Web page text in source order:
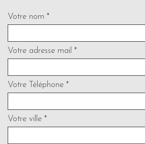
Votre nom *
Votre adresse mail *
Votre Téléphone *
Votre ville *